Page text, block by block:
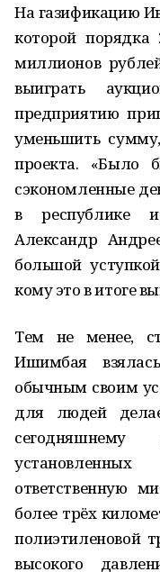
На газификацию
которой
миллионов
выиграть
предприятию
уменьшить
проекта. «Было
сэкономленные
в республике
Александр
большой
кому это в итоге
Тем не менее,
Ишимбая
обычным своим
для людей
ответственную
более трёх
полиэтиленовой
высокого